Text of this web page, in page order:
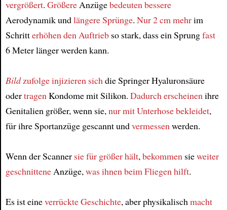
vergrößert. GrößereAnzügebedeuten bessere
Aerodynamik undlängere Sprünge. Nur 2 cm mehrim
Schritterhöhen den Auftriebso stark, dass ein Sprungfast
6 Meter länger werden kann.
Bildzufolgeinjizieren sichdie Springer Hyaluronsäure
odertragenKondome mit Silikon. Dadurcherscheinenihre
Genitalien größer, wenn sie,nur mit Unterhose bekleidet,
für ihre Sportanzüge gescannt undvermessenwerden.
Wenn der Scanner sie für größer hält,bekommensieweiter
geschnitteneAnzüge,wasihnen beim Fliegen hilft.
Es ist eineverrückte Geschichte, aber physikalischmacht